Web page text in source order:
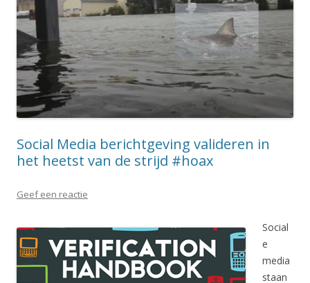
Social Media berichtgeving valideren in
het heetst van de strijd #hoax
Geef een reactie
Social
e
media
staan